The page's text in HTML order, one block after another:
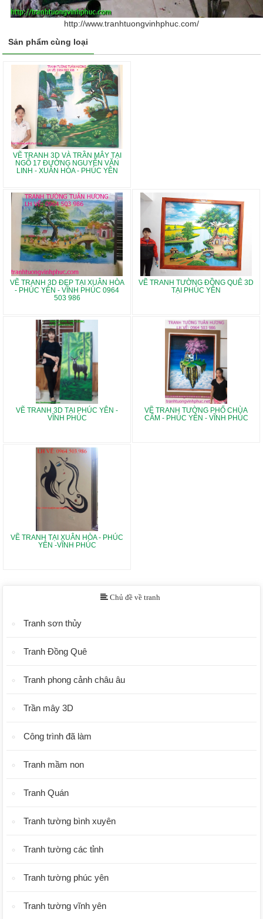
http://www.tranhtuongvinhphuc.com/
Sản phẩm cùng loại
VẼ TRANH 3D VÀ TRẦN MÂY TẠI
NGÕ 17 ĐƯỜNG NGUYỄN VĂN
LINH - XUÂN HÒA - PHÚC YÊN
VẼ TRANH 3D ĐẸP TẠI XUÂN HÒA
- PHÚC YÊN - VĨNH PHÚC 0964
503 986
VẼ TRANH TƯỜNG ĐỒNG QUÊ 3D
TẠI PHÚC YÊN
VẼ TRANH 3D TẠI PHÚC YÊN -
VĨNH PHÚC
VẼ TRANH TƯỜNG PHỐ CHÙA
CẤM - PHÚC YÊN - VĨNH PHÚC
VẼ TRANH TẠI XUÂN HÒA - PHÚC
YÊN -VĨNH PHÚC
Chủ đề về tranh
Tranh sơn thủy
Tranh Đồng Quê
Tranh phong cảnh châu âu
Trần mây 3D
Công trình đã làm
Tranh mầm non
Tranh Quán
Tranh tường bình xuyên
Tranh tường các tỉnh
Tranh tường phúc yên
Tranh tường vĩnh yên